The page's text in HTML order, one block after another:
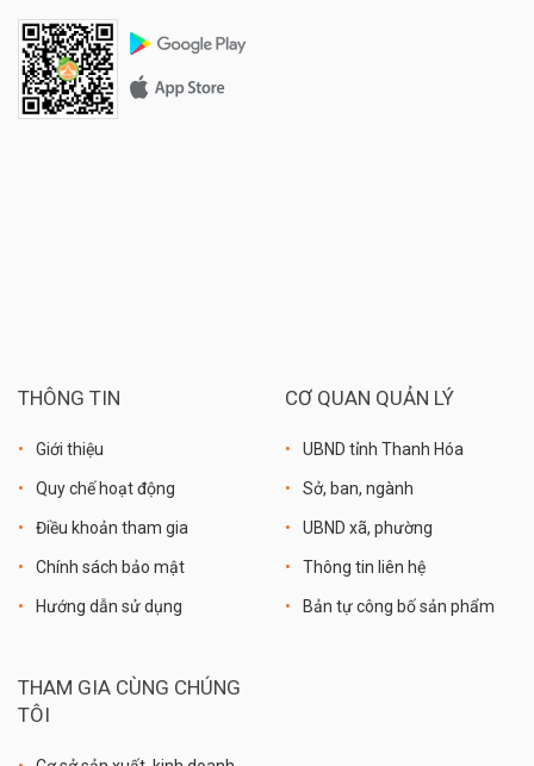
THÔNG TIN
Giới thiệu
Quy chế hoạt động
Điều khoản tham gia
Chính sách bảo mật
Hướng dẫn sử dụng
CƠ QUAN QUẢN LÝ
UBND tỉnh Thanh Hóa
Sở, ban, ngành
UBND xã, phường
Thông tin liên hệ
Bản tự công bố sản phẩm
THAM GIA CÙNG CHÚNG
TÔI